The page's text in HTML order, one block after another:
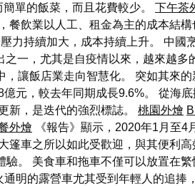
單的飯菜，而且花費較少。 下午茶
飲業以人工、租金為主的成本結
力持續加大，成本持續上升。 中國
一，尤其是自疫情以來，越來越
讓飯店業走向智慧化。 突如其來
元，較去年同期成長9.6%。 從海
新，是迭代的強烈標誌。 桃園外燴
外燴 《報告》顯示，2020年1月至4
車之所以如此受歡迎，與其便利
。 美食車和拖車不僅可以放置在
明的露營車尤其受到年輕人的追捧